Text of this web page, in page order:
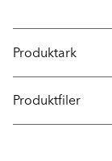
Produktark
Produktfiler